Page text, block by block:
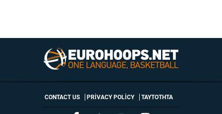
CONTACT US PRIVACY POLICY ΤΑΥΤΟΤΗΤΑ